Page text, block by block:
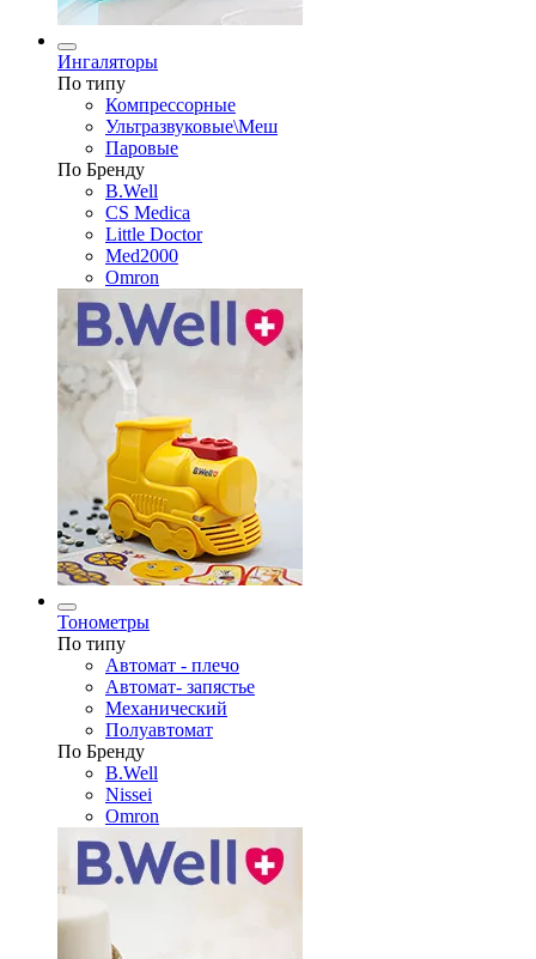
Ингаляторы
По типу
Компрессорные
Ультразвуковые\Меш
Паровые
По Бренду
B.Well
CS Medica
Little Doctor
Med2000
Omron
Тонометры
По типу
Автомат - плечо
Автомат- запястье
Механический
Полуавтомат
По Бренду
B.Well
Nissei
Omron